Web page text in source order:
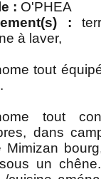
: O'PHEA
:
à laver,
tout
tout
dans
Mimizan
un